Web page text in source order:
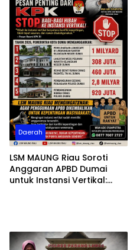
Daerah
LSM MAUNG Riau Soroti
Anggaran APBD Dumai
untuk Instansi Vertikal: